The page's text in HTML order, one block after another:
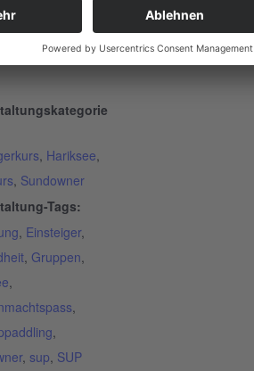
, Hariksee,
, Sundowner
Tags:
, Einsteiger,
, Gruppen,
,
,
,
, sup, SUP